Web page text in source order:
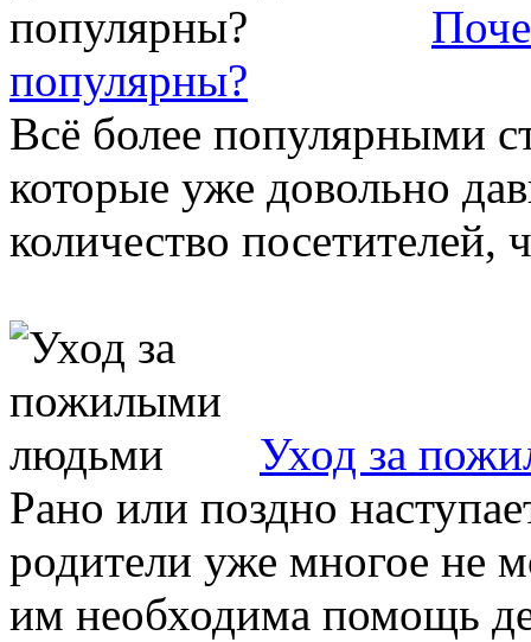
популярны?
Всё более популярными
которые уже довольно
количество
Уход за
Рано или поздно
родители уже многое не
им необходима помощь